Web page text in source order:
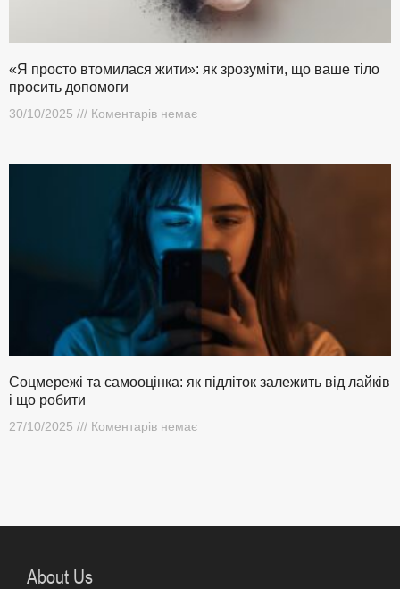
«Я просто втомилася жити»: як зрозуміти, що ваше тіло
просить допомоги
30/10/2025 Коментарів немає
Соцмережі та самооцінка: як підліток залежить від лайків
і що робити
27/10/2025 Коментарів немає
About Us